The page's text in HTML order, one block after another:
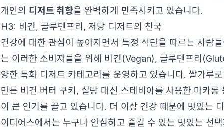
개인의 디저트 취향을 완벽하게 만족시키고 있습니다.
H3: 비건, 글루텐프리, 저당 디저트의 천국
건강에 대한 관심이 높아지면서 특정 식단을 따르는 사람
는 이러한 소비자들을 위해 비건(Vegan), 글루텐프리
양한 특화 디저트 카테고리를 운영하고 있습니다. 쌀가루
만든 비건 버터 쿠키, 설탕 대신 스테비아를 사용한 마카
이 큰 인기를 끌고 있습니다. 더 이상 건강 때문에 맛있는
이디어스에서는 누구나 안심하고 즐길 수 있는 맛있는 선